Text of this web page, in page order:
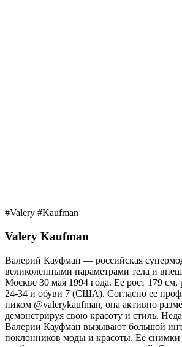
#Valery #Kaufman
Valery Kaufman
Валерий Кауфман — российская
великолепными параметрами тела и
Москве 30 мая 1994 года. Ее рост 179
24-34 и обуви 7 (США). Согласно ее
ником @valerykaufman, она активно
демонстрируя свою красоту и стиль.
Валерии Кауфман вызывают большой
поклонников моды и красоты. Ее снимки